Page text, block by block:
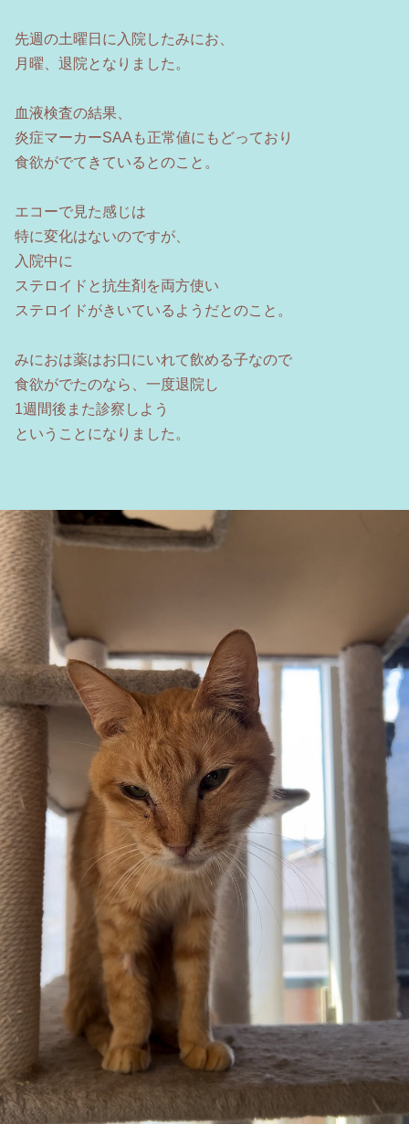
先週の土曜日に入院したみにお、
月曜、退院となりました。
血液検査の結果、
炎症マーカーSAAも正常値にもどっており
食欲がでてきているとのこと。
エコーで見た感じは
特に変化はないのですが、
入院中に
ステロイドと抗生剤を両方使い
ステロイドがきいているようだとのこと。
みにおは薬はお口にいれて飲める子なので
食欲がでたのなら、一度退院し
1週間後また診察しよう
ということになりました。